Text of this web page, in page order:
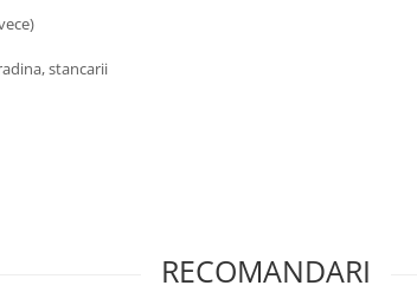
stancarii
RECOMANDARI